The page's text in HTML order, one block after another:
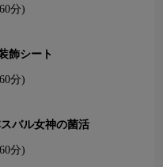
分)
飾シート
分)
バル女神の菌活
分)